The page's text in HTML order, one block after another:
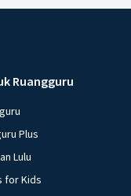
Ruangguru
Plus
Lulu
for Kids